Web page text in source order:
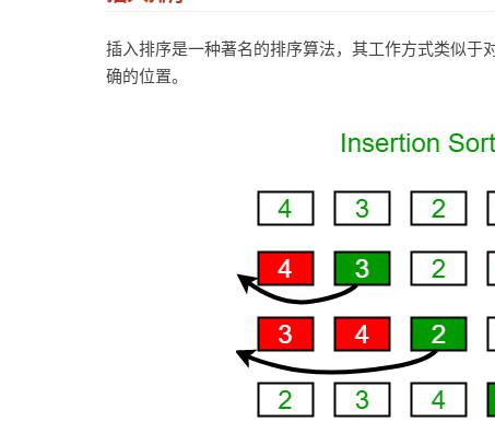
插入排序是一种著名的排序算法，其工作方式类似
确的位置。